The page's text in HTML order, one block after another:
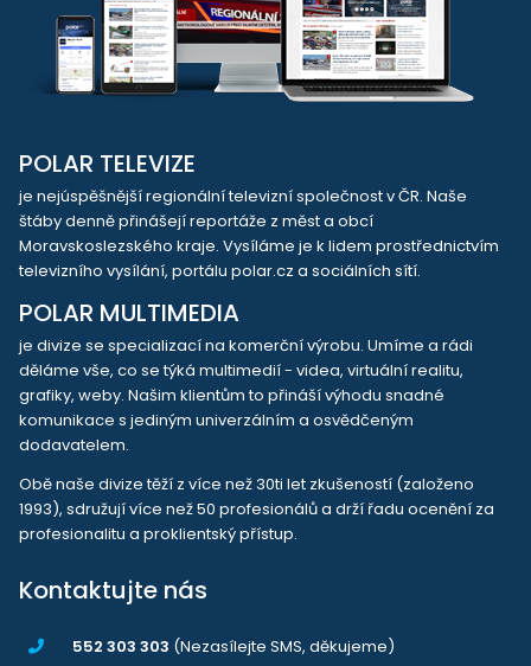
POLAR TELEVIZE
je nejúspěšnější regionální televizní společnost v ČR. Naše
štáby denně přinášejí reportáže z měst a obcí
Moravskoslezského kraje. Vysíláme je k lidem prostřednictvím
televizního vysílání, portálu polar.cz a sociálních sítí.
POLAR MULTIMEDIA
je divize se specializací na komerční výrobu. Umíme a rádi
děláme vše, co se týká multimedií - videa, virtuální realitu,
grafiky, weby. Našim klientům to přináší výhodu snadné
komunikace s jediným univerzálním a osvědčeným
dodavatelem.
Obě naše divize těží z více než 30ti let zkušeností (založeno
1993), sdružují více než 50 profesionálů a drží řadu ocenění za
profesionalitu a proklientský přístup.
Kontaktujte nás
552 303 303 (Nezasílejte SMS, děkujeme)